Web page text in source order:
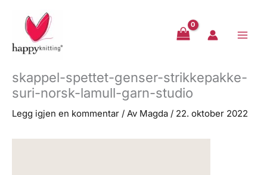
innholdet
skappel-spettet-genser-strikkepakke-
suri-norsk-lamull-garn-studio
Legg igjen en kommentar / Av Magda / 22. oktober 2022